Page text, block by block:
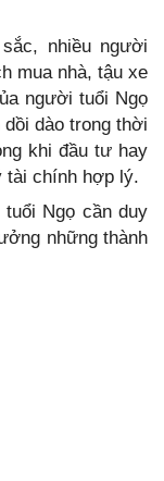
nhiều người
mua nhà, tậu xe
người tuổi Ngọ
dào trong thời
khi đầu tư hay
tài chính hợp lý.
Ngọ cần duy
những thành